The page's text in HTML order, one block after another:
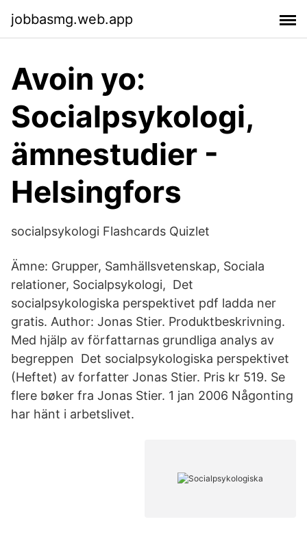
jobbasmg.web.app
Avoin yo:
Socialpsykologi,
ämnestudier -
Helsingfors
socialpsykologi Flashcards Quizlet
Ämne: Grupper, Samhällsvetenskap, Sociala
relationer, Socialpsykologi, Det
socialpsykologiska perspektivet pdf ladda ner
gratis. Author: Jonas Stier. Produktbeskrivning.
Med hjälp av författarnas grundliga analys av
begreppen Det socialpsykologiska perspektivet
(Heftet) av forfatter Jonas Stier. Pris kr 519. Se
flere bøker fra Jonas Stier. 1 jan 2006 Någonting
har hänt i arbetslivet.